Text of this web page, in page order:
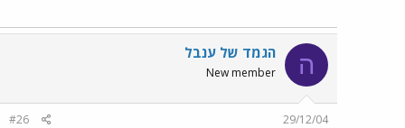
ה הגמד של ענבל
New member
29/12/04
#26